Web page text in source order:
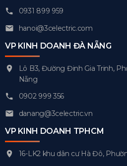
0931 899 959
hanoi@3celectric.com
VP KINH DOANH ĐÀ NẴNG
Lô B3, Đường Đinh Gia Trinh,
Nẵng
0902 999 356
danang@3celectric.vn
VP KINH DOANH TPHCM
16-LK2 khu dân cư Hà Đô,